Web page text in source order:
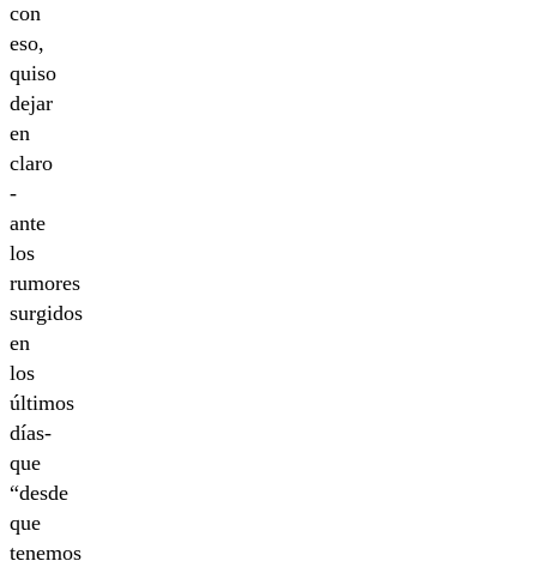
con
eso,
quiso
dejar
en
claro
-
ante
los
rumores
surgidos
en
los
últimos
días-
que
“desde
que
tenemos